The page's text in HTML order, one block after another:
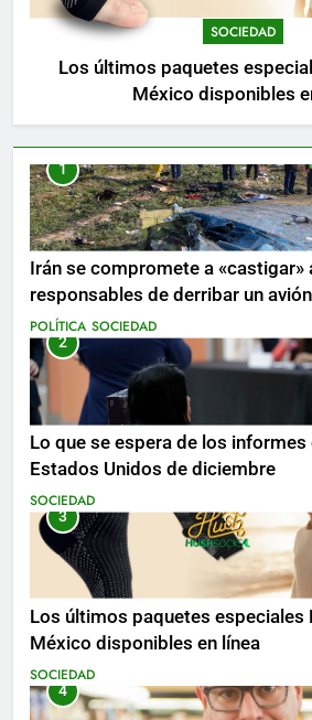
SOCIEDAD
Los últimos paquetes
México disponibles
1
Irán se compromete a «castigar»
responsables de derribar un
mientras se realizan arrestos
POLÍTICA SOCIEDAD
2
Lo que se espera de los
Estados Unidos de diciembre
SOCIEDAD
3
Los últimos paquetes especiales
México disponibles en línea
SOCIEDAD
4